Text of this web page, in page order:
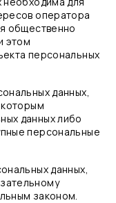
оператора
общественно
этом
персональных
данных,
которым
данных либо
персональные
данных,
законом.